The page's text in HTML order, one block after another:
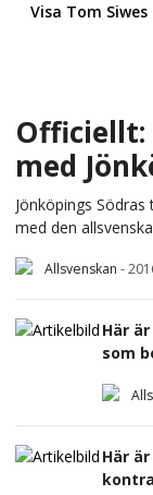
Visa Tom
med
Jönköpings
med den
Allsvenskan -
Här
som
Här